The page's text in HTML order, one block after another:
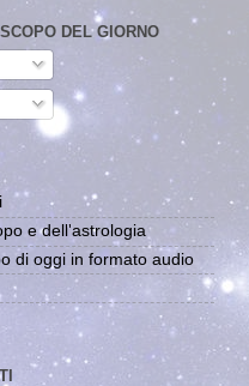
DEL GIORNO
e dell'astrologia
di oggi in formato audio